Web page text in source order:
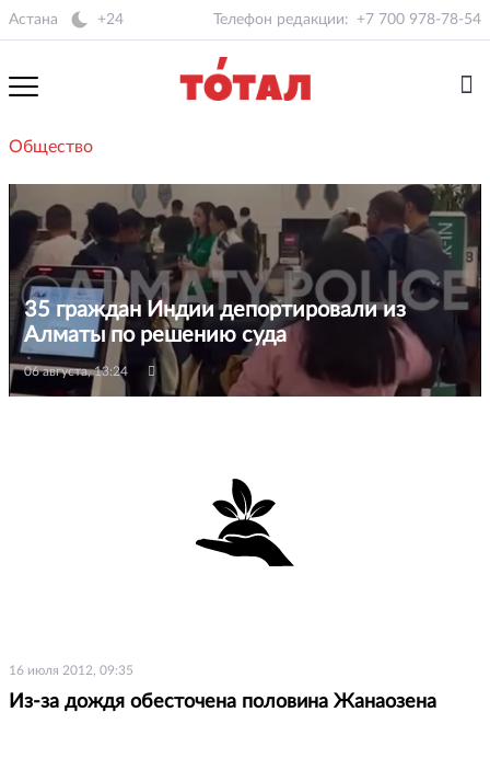
Астана +24 Телефон редакции: +7 700 978-78-54
Общество
35 граждан Индии депортировали из
Алматы по решению суда
06 августа, 13:24
16 июля 2012, 09:35
Из-за дождя обесточена половина Жанаозена